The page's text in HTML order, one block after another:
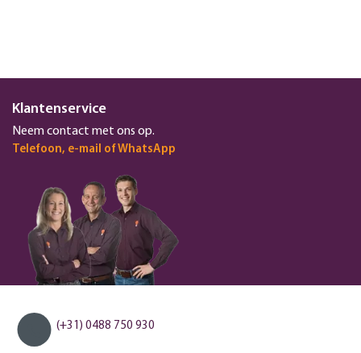
Klantenservice
Neem contact met ons op.
Telefoon, e-mail of WhatsApp
(+31) 0488 750 930